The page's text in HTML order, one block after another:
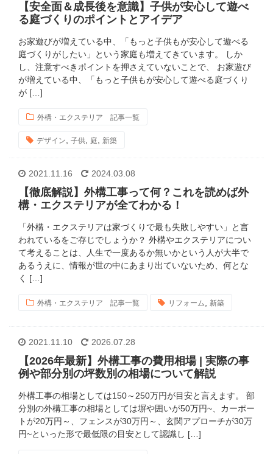
【安全面＆成長後を意識】子供が安心して遊べ
る庭づくりのポイントとアイデア
お家遊びが増えている中、「もっと子供もが安心して遊べる
庭づくりがしたい」という家庭も増えてきています。 しか
し、注意すべきポイントを押さえていないことで、 お家遊び
が増えている中、「もっと子供もが安心して遊べる庭づくり
が […]
外構・エクステリア 記事一覧
デザイン 子供 庭 新築
2021.11.16 2024.03.08
【徹底解説】外構工事って何？これを読めば外
構・エクステリアが全てわかる！
「外構・エクステリアは家づくりで最も失敗しやすい」と言
われているをご存じでしょうか？ 外構やエクステリアについ
て考えることは、人生で一度あるか無いかという人が大半で
あるうえに、情報が世の中にあまり出ていないため、何とな
く […]
外構・エクステリア 記事一覧 リフォーム 新築
2021.11.10 2026.07.28
【2026年最新】外構工事の費用相場 | 実際の事
例や部分別の坪数別の相場について解説
外構工事の相場としては150～250万円が目安と言えます。 部
分別の外構工事の相場としては塀や囲いが50万円~、カーポー
トが20万円～、フェンスが30万円～、玄関アプローチが30万
円~といった形で最低限の目安として認識し […]